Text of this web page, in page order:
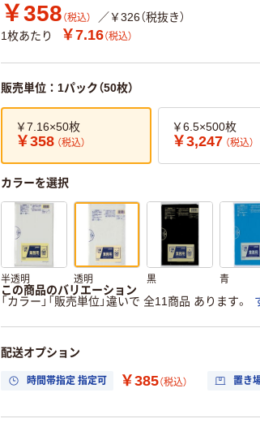
￥358 （税込）
／￥326（税抜き）
1枚あたり
￥7.16（税込）
販売単位：1パック（50枚）
￥7.16×50枚
￥358 （税込）
￥6.5×500枚
￥3,247 （税込）
カラーを選択
半透明 透明 黒 青
この商品のバリエーション
「カラー」「販売単位」違いで 全11商品 あります。
配送オプション
時間帯指定 指定可 ￥385（税込） 置き